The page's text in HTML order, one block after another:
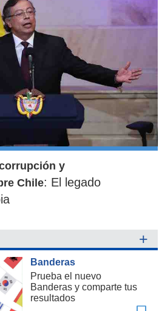
y
Chile: El legado
+
Banderas
Prueba el nuevo
Banderas y comparte tus
resultados